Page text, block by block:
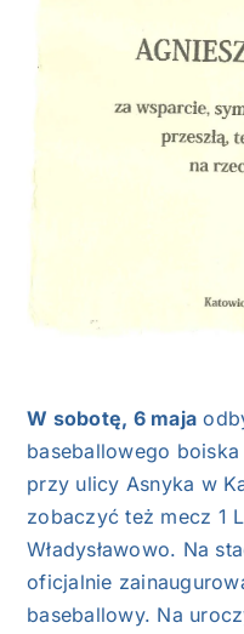
W sobotę, 6 maja
baseballowego
przy ulicy Asnyka w
zobaczyć też mecz 1
Władysławowo. Na
oficjalnie
baseballowy. Na